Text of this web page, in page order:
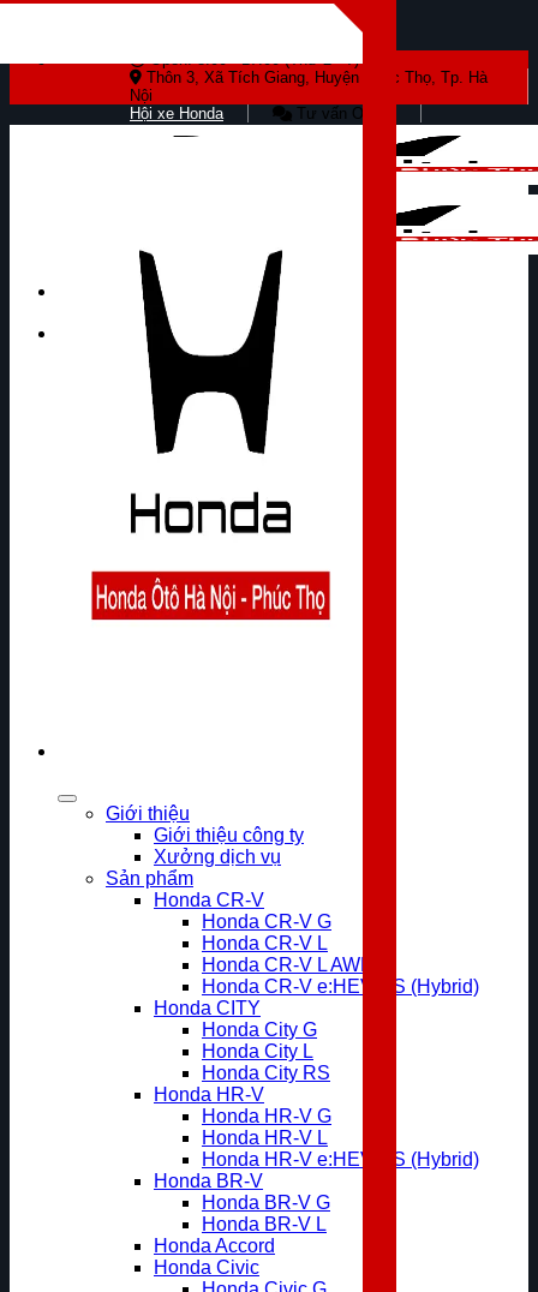
Open: 8:00 - 17:00 (Thứ 2 - 7)
Thôn 3, Xã Tích Giang, Huyện Phúc Thọ, Tp. Hà
Nội
Hội xe Honda
Tư vấn Online
Giới thiệu
Giới thiệu công ty
Xưởng dịch vụ
Sản phẩm
Honda CR-V
Honda CR-V G
Honda CR-V L
Honda CR-V L AWD
Honda CR-V e:HEV RS (Hybrid)
Honda CITY
Honda City G
Honda City L
Honda City RS
Honda HR-V
Honda HR-V G
Honda HR-V L
Honda HR-V e:HEV RS (Hybrid)
Honda BR-V
Honda BR-V G
Honda BR-V L
Honda Accord
Honda Civic